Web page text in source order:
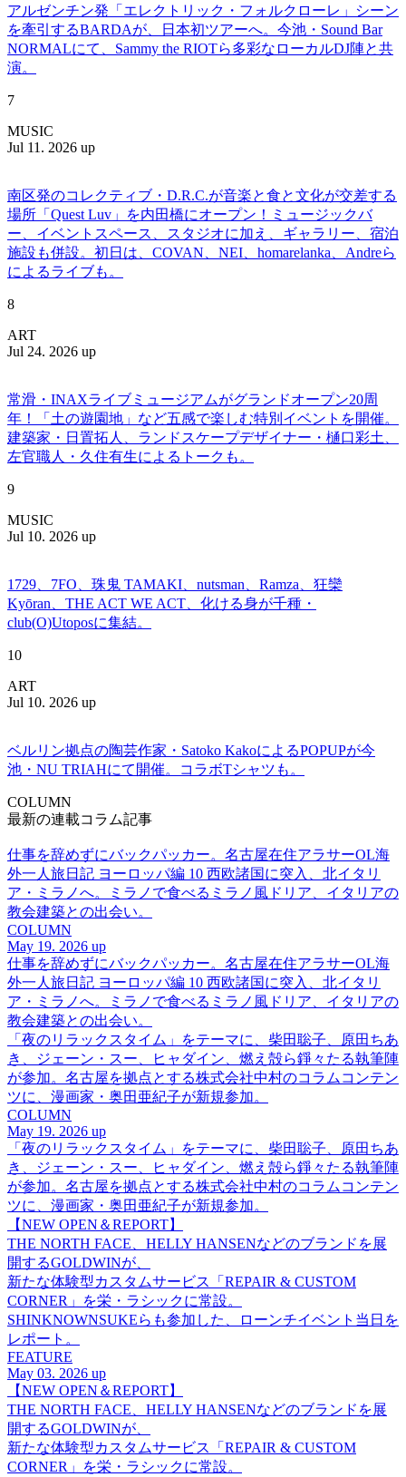
アルゼンチン発「エレクトリック・フォルクローレ」シーン
を牽引するBARDAが、日本初ツアーへ。今池・Sound Bar
NORMALにて、Sammy the RIOTら多彩なローカルDJ陣と共
演。
7
MUSIC
Jul 11. 2026 up
南区発のコレクティブ・D.R.C.が⾳楽と⾷と⽂化が交差する
場所「Quest Luv」を内田橋にオープン！ミュージックバ
ー、イベントスペース、スタジオに加え、ギャラリー、宿泊
施設も併設。初日は、COVAN、NEI、homarelanka、Andreら
によるライブも。
8
ART
Jul 24. 2026 up
常滑・INAXライブミュージアムがグランドオープン20周
年！「土の遊園地」など五感で楽しむ特別イベントを開催。
建築家・日置拓人、ランドスケープデザイナー・樋口彩土、
左官職人・久住有生によるトークも。
9
MUSIC
Jul 10. 2026 up
1729、7FO、珠鬼 TAMAKI、nutsman、Ramza、狂欒
Kyōran、THE ACT WE ACT、化ける身が千種・
club(O)Utoposに集結。
10
ART
Jul 10. 2026 up
ベルリン拠点の陶芸作家・Satoko KakoによるPOPUPが今
池・NU TRIAHにて開催。コラボTシャツも。
COLUMN
最新の連載コラム記事
仕事を辞めずにバックパッカー。名古屋在住アラサーOL海
外一人旅日記 ヨーロッパ編 10 西欧諸国に突入、北イタリ
ア・ミラノへ。ミラノで食べるミラノ風ドリア、イタリアの
教会建築との出会い。
COLUMN
May 19. 2026 up
仕事を辞めずにバックパッカー。名古屋在住アラサーOL海
外一人旅日記 ヨーロッパ編 10 西欧諸国に突入、北イタリ
ア・ミラノへ。ミラノで食べるミラノ風ドリア、イタリアの
教会建築との出会い。
「夜のリラックスタイム」をテーマに、柴田聡子、原田ちあ
き、ジェーン・スー、ヒャダイン、燃え殻ら錚々たる執筆陣
が参加。名古屋を拠点とする株式会社中村のコラムコンテン
ツに、漫画家・奥田亜紀子が新規参加。
COLUMN
May 19. 2026 up
「夜のリラックスタイム」をテーマに、柴田聡子、原田ちあ
き、ジェーン・スー、ヒャダイン、燃え殻ら錚々たる執筆陣
が参加。名古屋を拠点とする株式会社中村のコラムコンテン
ツに、漫画家・奥田亜紀子が新規参加。
【NEW OPEN＆REPORT】
THE NORTH FACE、HELLY HANSENなどのブランドを展
開するGOLDWINが、
新たな体験型カスタムサービス「REPAIR & CUSTOM
CORNER」を栄・ラシックに常設。
SHINKNOWNSUKEらも参加した、ローンチイベント当日を
レポート。
FEATURE
May 03. 2026 up
【NEW OPEN＆REPORT】
THE NORTH FACE、HELLY HANSENなどのブランドを展
開するGOLDWINが、
新たな体験型カスタムサービス「REPAIR & CUSTOM
CORNER」を栄・ラシックに常設。